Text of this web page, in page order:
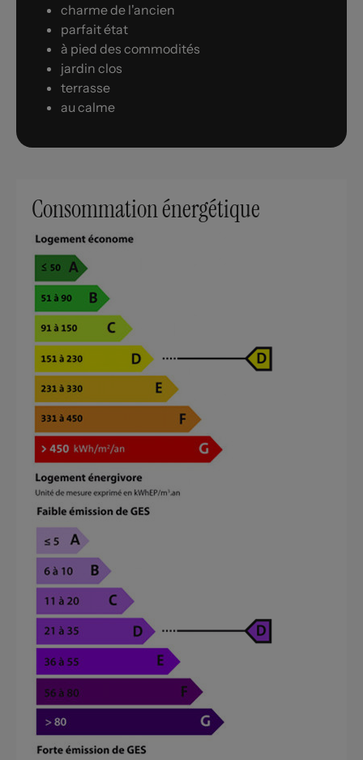
charme de l'ancien
parfait état
à pied des commodités
jardin clos
terrasse
au calme
Consommation énergétique